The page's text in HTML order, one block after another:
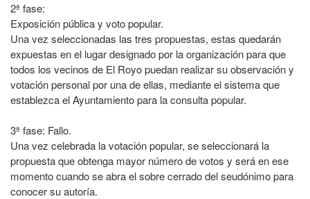
2ª fase:
Exposición pública y voto popular.
Una vez seleccionadas las tres propuestas, estas quedarán
expuestas en el lugar designado por la organización para que
todos los vecinos de El Royo puedan realizar su observación y
votación personal por una de ellas, mediante el sistema que
establezca el Ayuntamiento para la consulta popular.
3ª fase: Fallo.
Una vez celebrada la votación popular, se seleccionará la
propuesta que obtenga mayor número de votos y será en ese
momento cuando se abra el sobre cerrado del seudónimo para
conocer su autoría.